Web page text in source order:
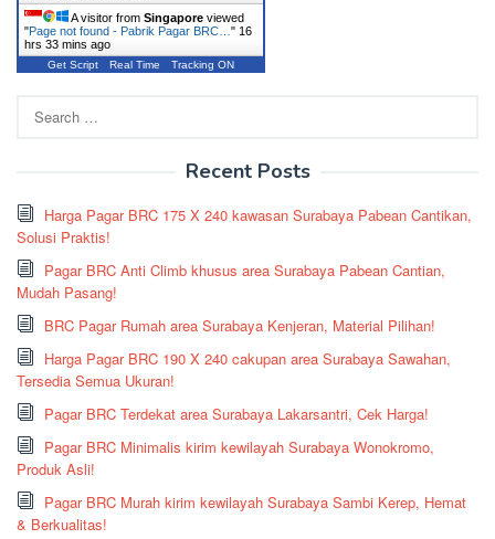
A visitor from Singapore viewed
"Page not found - Pabrik Pagar BRC… " 16
hrs 33 mins ago
Get Script Real Time Tracking ON
for:
Recent Posts
Harga Pagar BRC 175 X 240 kawasan Surabaya Pabean Cantikan,
Solusi Praktis!
Pagar BRC Anti Climb khusus area Surabaya Pabean Cantian,
Mudah Pasang!
BRC Pagar Rumah area Surabaya Kenjeran, Material Pilihan!
Harga Pagar BRC 190 X 240 cakupan area Surabaya Sawahan,
Tersedia Semua Ukuran!
Pagar BRC Terdekat area Surabaya Lakarsantri, Cek Harga!
Pagar BRC Minimalis kirim kewilayah Surabaya Wonokromo,
Produk Asli!
Pagar BRC Murah kirim kewilayah Surabaya Sambi Kerep, Hemat
& Berkualitas!